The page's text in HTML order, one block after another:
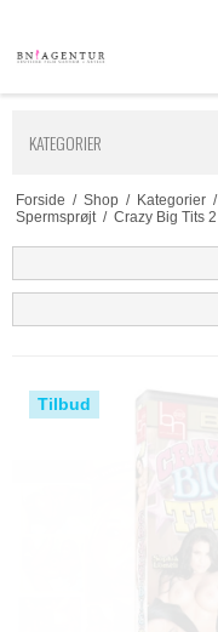
KATEGORIER
Forside / Shop / Kategorier /
Spermsprøjt / Crazy Big Tits 2
Tilbud